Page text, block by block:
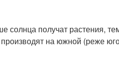
получат растения,
производят на южной (реже